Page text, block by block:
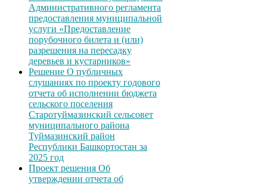
Административного регламента
предоставления муниципальной
услуги «Предоставление
порубочного билета и (или)
разрешения на пересадку
деревьев и кустарников»
Решение О публичных
слушаниях по проекту годового
отчета об исполнении бюджета
сельского поселения
Старотуймазинский сельсовет
муниципального района
Туймазинский район
Республики Башкортостан за
2025 год
Проект решения Об
утверждении отчета об